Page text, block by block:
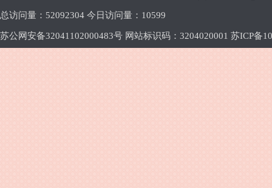
总访问量： 52092304 今日访问量： 10599
苏公网安备32041102000483号 网站标识码：3204020001 苏ICP备